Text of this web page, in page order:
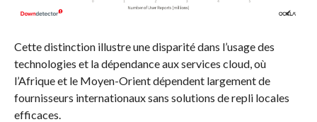
Cette distinction illustre une disparité dans l’usage des
technologies et la dépendance aux services cloud, où
l’Afrique et le Moyen-Orient dépendent largement de
fournisseurs internationaux sans solutions de repli locales
efficaces.